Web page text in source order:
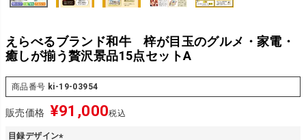
えらべるブランド和牛 梓が目玉のグルメ・家電・
癒しが揃う贅沢景品15点セットA
商品番号 ki-19-03954
販売価格 ¥91,000税込
目録デザイン